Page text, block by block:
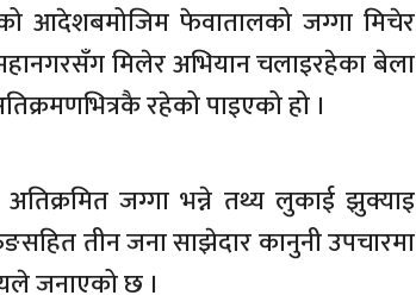
आदेशबमोजिम फेवातालको जग्गा मिचेर
मिलेर अभियान चलाइरहेका बेला
रहेको पाइएको हो ।
जग्गा भन्ने तथ्य लुकाई झुक्याइ
तीन जना साझेदार कानुनी उपचारमा
जनाएको छ ।